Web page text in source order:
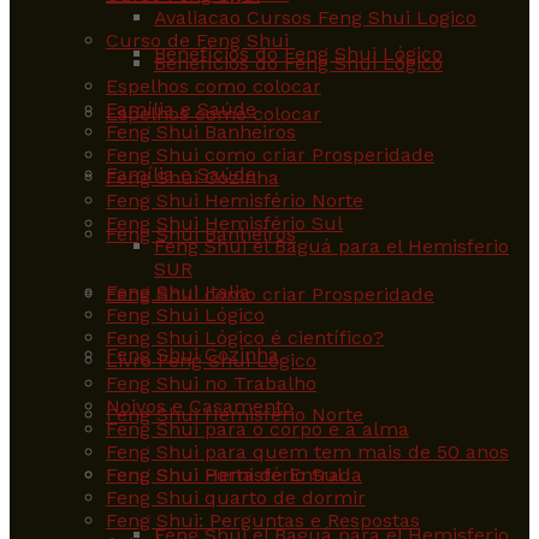
Benefícios do Feng Shui Lógico
Espelhos como colocar
Família e Saúde
Feng Shui Banheiros
Feng Shui como criar Prosperidade
Feng Shui Cozinha
Feng Shui Hemisfério Norte
Feng Shui Hemisfério Sul
Avaliacao Cursos Feng Shui Logico
Curso de Feng Shui
Benefícios do Feng Shui Lógico
Espelhos como colocar
Família e Saúde
Feng Shui Banheiros
Feng Shui como criar Prosperidade
Feng Shui Cozinha
Feng Shui Hemisfério Norte
Feng Shui Hemisfério Sul
Feng Shui el Baguá para el Hemisferio
SUR
Feng Shui Italia
Feng Shui Lógico
Feng Shui Lógico é científico?
Livro Feng Shui Lógico
Feng Shui no Trabalho
Noivos e Casamento
Feng Shui para o corpo e a alma
Feng Shui para quem tem mais de 50 anos
Feng Shui Porta de Entrada
Feng Shui quarto de dormir
Feng Shui: Perguntas e Respostas